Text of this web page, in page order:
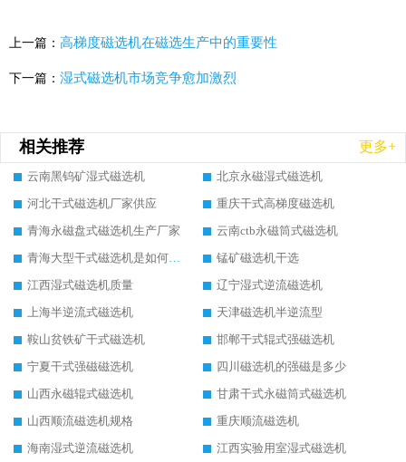
上一篇： 高梯度磁选机在磁选生产中的重要性
下一篇： 湿式磁选机市场竞争愈加激烈
相关推荐 更多+
云南黑钨矿湿式磁选机
北京永磁湿式磁选机
河北干式磁选机厂家供应
重庆干式高梯度磁选机
青海永磁盘式磁选机生产厂家
云南ctb永磁筒式磁选机
青海大型干式磁选机是如何选矿的
锰矿磁选机干选
江西湿式磁选机质量
辽宁湿式逆流磁选机
上海半逆流式磁选机
天津磁选机半逆流型
鞍山贫铁矿干式磁选机
邯郸干式辊式强磁选机
宁夏干式强磁磁选机
四川磁选机的强磁是多少
山西永磁辊式磁选机
甘肃干式永磁筒式磁选机
山西顺流磁选机规格
重庆顺流磁选机
海南湿式逆流磁选机
江西实验用室湿式磁选机